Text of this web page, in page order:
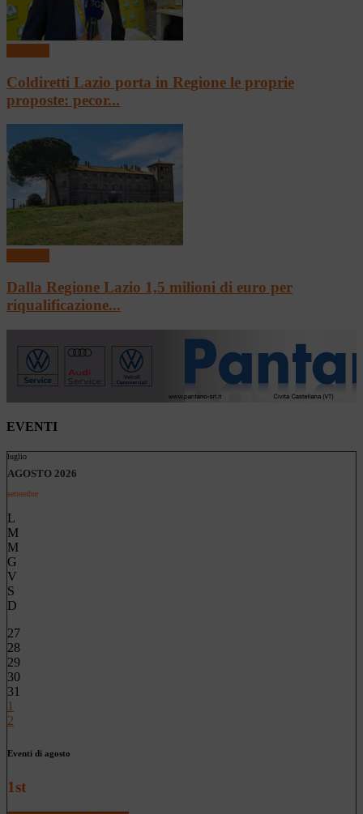
Coldiretti Lazio porta in Regione le proprie
proposte: pecor...
Dalla Regione Lazio 1,5 milioni di euro per
riqualificazione...
EVENTI
luglio
AGOSTO 2026
settembre
L
M
M
G
V
S
D
27
28
29
30
31
1
2
Eventi di agosto
1st